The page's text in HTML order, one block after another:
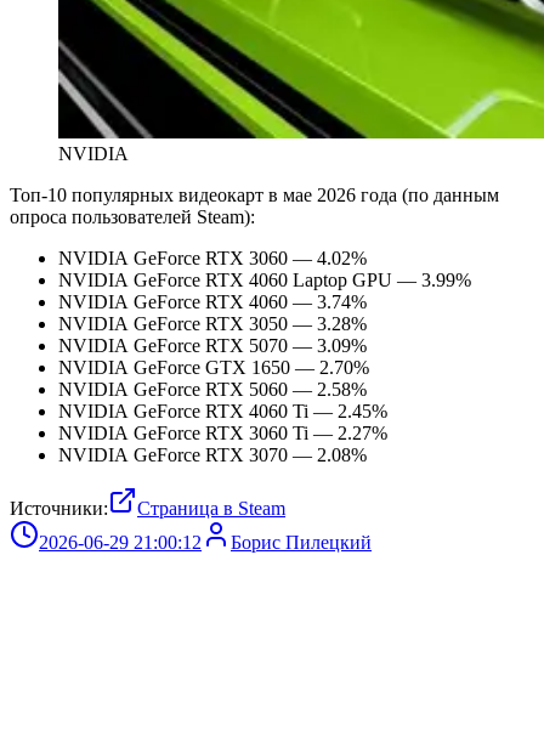
NVIDIA
Топ-10 популярных видеокарт в мае 2026 года (по данным
опроса пользователей Steam):
NVIDIA GeForce RTX 3060 — 4.02%
NVIDIA GeForce RTX 4060 Laptop GPU — 3.99%
NVIDIA GeForce RTX 4060 — 3.74%
NVIDIA GeForce RTX 3050 — 3.28%
NVIDIA GeForce RTX 5070 — 3.09%
NVIDIA GeForce GTX 1650 — 2.70%
NVIDIA GeForce RTX 5060 — 2.58%
NVIDIA GeForce RTX 4060 Ti — 2.45%
NVIDIA GeForce RTX 3060 Ti — 2.27%
NVIDIA GeForce RTX 3070 — 2.08%
Источники:
Страница в Steam
2026-06-29 21:00:12
Борис Пилецкий